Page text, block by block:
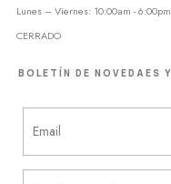
Lunes – Viernes: 10:00am -
CERRADO
BOLETÍN DE NOVEDAES